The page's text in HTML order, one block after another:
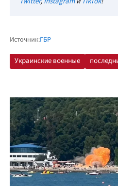
Источник:ГБР
Украинские военные